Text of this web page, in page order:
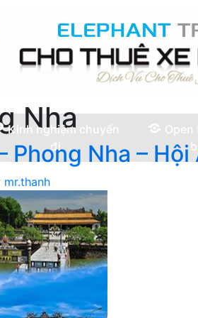
Kinh nghiệm chuyến
đi
Open
Nha
Nha –
mr.thanh